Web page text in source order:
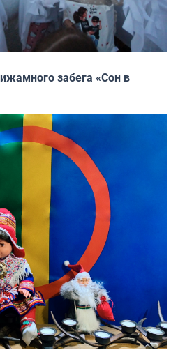
забега «Сон в